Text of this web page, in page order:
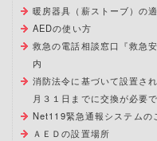
暖房器具（薪ストーブ）の
AEDの使い方
救急の電話相談窓口『救急
内
消防法令に基づいて設置さ
月３１日までに交換が必要で
Net119緊急通報システムの
ＡＥＤの設置場所